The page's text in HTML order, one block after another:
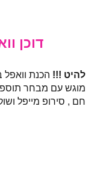
דוכן
להיט !!! הכנת וואפל
מוגש עם מבחר
חם , סירופ מייפל